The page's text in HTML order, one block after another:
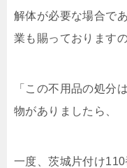
解体が必要な場合で
業も賜っておりますの
「この不用品の処分
物がありましたら、
一度、茨城片付け